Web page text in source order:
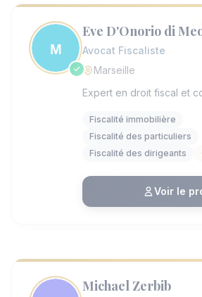
universitaire et son
l’information du client en
interlocuteur privilégié
Marseille.
Eve D'Onorio di
Avocat Fiscaliste
Marseille
Expert en droit fiscal et
Fiscalité immobilière
Fiscalité des particuliers
Fiscalité des dirigeants
Voir le
Michael Zerbib